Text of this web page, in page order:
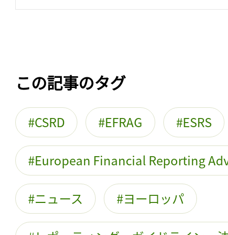
この記事のタグ
CSRD EFRAG ESRS
European Financial Reporting
ニュース ヨーロッパ